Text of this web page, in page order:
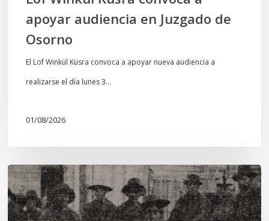
apoyar audiencia en Juzgado de
Osorno
El Lof Winkül Küsra convoca a apoyar nueva audiencia a
realizarse el día lunes 3…
01/08/2026
Chawrakawin:
Palimpsesto
explora